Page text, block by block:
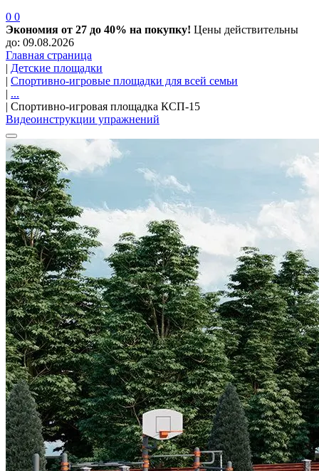
0 0
Экономия от 27 до 40% на покупку! Цены действительны
до: 09.08.2026
Главная страница
| Детские площадки
| Спортивно-игровые площадки для всей семьи
| ...
| Спортивно-игровая площадка КСП-15
Видеоинструкции упражнений